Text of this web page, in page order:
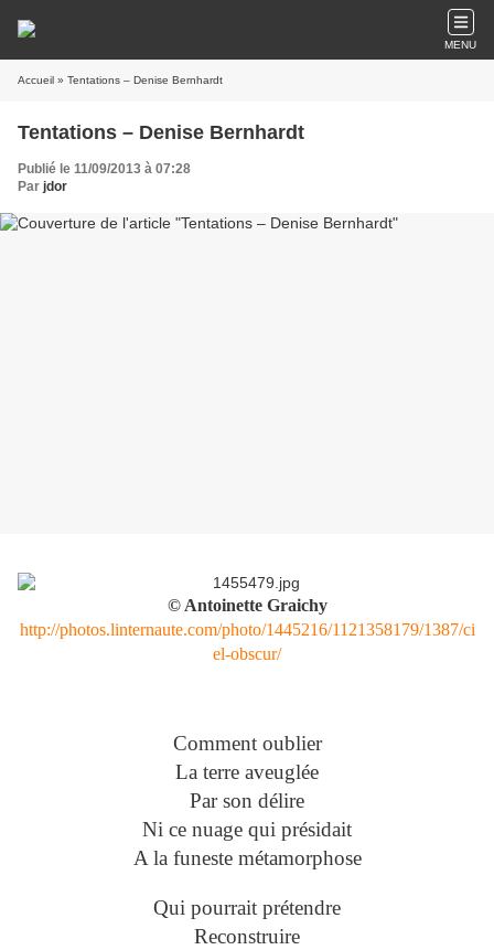
MENU
Accueil » Tentations – Denise Bernhardt
Tentations – Denise Bernhardt
Publié le 11/09/2013 à 07:28
Par jdor
© Antoinette Graichy
http://photos.linternaute.com/photo/1445216/1121358179/1387/ci
el-obscur/
Comment oublier
La terre aveuglée
Par son délire
Ni ce nuage qui présidait
A la funeste métamorphose
Qui pourrait prétendre
Reconstruire